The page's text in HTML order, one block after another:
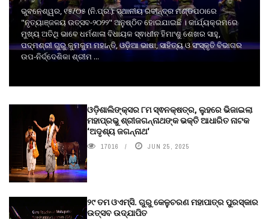
ଭୁବନେଶ୍ୱର, ୧୫/୦୫ (ନି.ପ୍ର.): ସ୍ଥାନୀୟ ରବୀନ୍ଦ୍ର ମଣ୍ଡପଠାରେ
"ନୃତ୍ୟାଞ୍ଜଳୟ ଉତ୍ସବ-୨୦୨୨" ଅନୁଷ୍ଠିତ ହୋଇଯାଇଛି । କାର୍ଯ୍ୟକ୍ରମରେ
ମୁଖ୍ୟ ଅତିଥି ଭାବେ ଧର୍ମଶାଳା ବିଧାୟକ ସ୍ଵାଧୀନ ହିମାଂଶୁ ଶେଖର ସାହୁ,
ପଦ୍ମଶ୍ରୀ ଗୁରୁ କୁମକୁମ ମହାନ୍ତି, ଓଡ଼ିଆ ଭାଷା, ସାହିତ୍ୟ ଓ ସଂସ୍କୃତି ବିଭାଗର
ଉପ-ନିର୍ଦ୍ଦେଶିକା ଶ୍ରୀମ ...
ଓଡ଼ିଶାଲିଙ୍କ୍ସର ୮ମ ସ୍ଵନକ୍ଷତ୍ର, ଲୁହରେ ଭିଜାଇଲା
ମହାପ୍ରଭୁ ଶ୍ରୀଜଗନ୍ନାଥଙ୍କ ଭକ୍ତି ଆଧାରିତ ନାଟକ
‘ଅଦୃଶ୍ୟ ଜଗନ୍ନାଥ‘
17016 JUN 25, 2025
୨୯ ତମ ଓଏମ୍‌ସି. ଗୁରୁ କେଳୁଚରଣ ମହାପାତ୍ର ପୁରସ୍କାର
ଉତ୍ସବ ଉଦ୍‍ଯାପିତ